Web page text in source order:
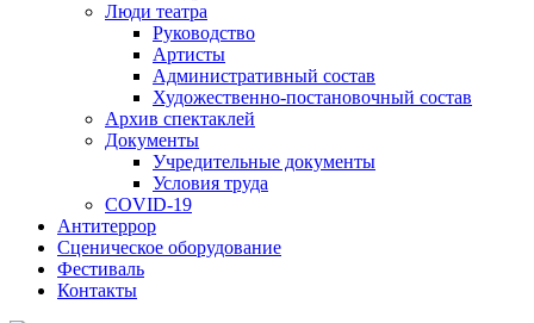
Люди театра
Руководство
Артисты
Административный состав
Художественно-постановочный состав
Архив спектаклей
Документы
Учредительные документы
Условия труда
COVID-19
Антитеррор
Сценическое оборудование
Фестиваль
Контакты